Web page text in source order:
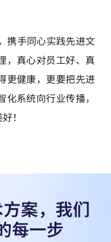
携手同心实践先进文
，真心对员工好、真
更健康，更要把先进
系统向行业传播，
！
案，我们
每一步